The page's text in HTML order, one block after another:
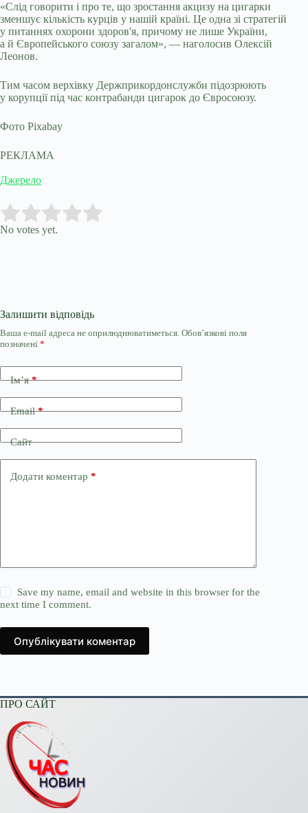
«Слід говорити і про те, що зростання акцизу на цигарки
зменшує кількість курців у нашій країні. Це одна зі стратегій
у питаннях охорони здоров'я, причому не лише України,
а й Європейського союзу загалом», — наголосив Олексій
Леонов.
Тим часом верхівку Держприкордонслужби підозрюють
у корупції під час контрабанди цигарок до Євросоюзу.
Фото Pixabay
РЕКЛАМА
Джерело
Rate this item:
No votes yet.
Залишити відповідь
Ваша e-mail адреса не оприлюднюватиметься. Обов’язкові поля
позначені *
Ім’я*
Email*
Сайт
Додати коментар *
Save my name, email and website in this browser for the
next time I comment.
Опублікувати коментар
ПРО САЙТ